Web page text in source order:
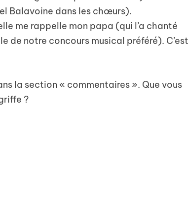
Balavoine dans les chœurs).
me rappelle mon papa (qui l’a chanté
de notre concours musical préféré).
la section « commentaires ». Que vous
?